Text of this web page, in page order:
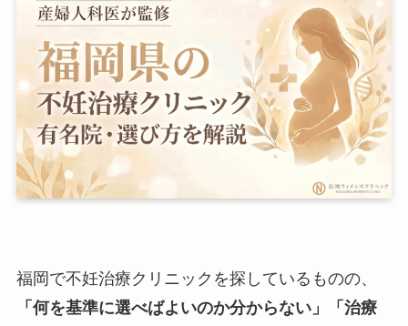
福岡で不妊治療クリニックを探しているものの、
「何を基準に選べばよいのか分からない」「治療